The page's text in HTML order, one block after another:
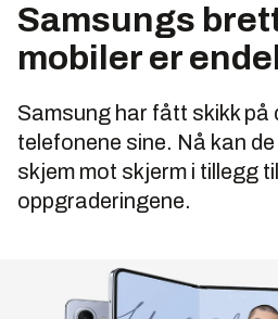
Samsungs
mobiler er
Samsung har fått skikk på
telefonene sine. Nå kan
skjem mot skjerm i tillegg
oppgraderingene.